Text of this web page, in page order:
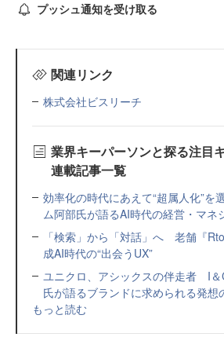
プッシュ通知を受け取る
関連リンク
株式会社ビスリーチ
業界キーパーソンと探る注目
連載記事一覧
効率化の時代にあえて“超属人化”
ム阿部氏が語るAI時代の経営・マネ
「検索」から「対話」へ 老舗『
成AI時代の“出会うUX”
ユニクロ、アシックスの伴走者 I＆
氏が語るブランドに求められる発想
もっと読む